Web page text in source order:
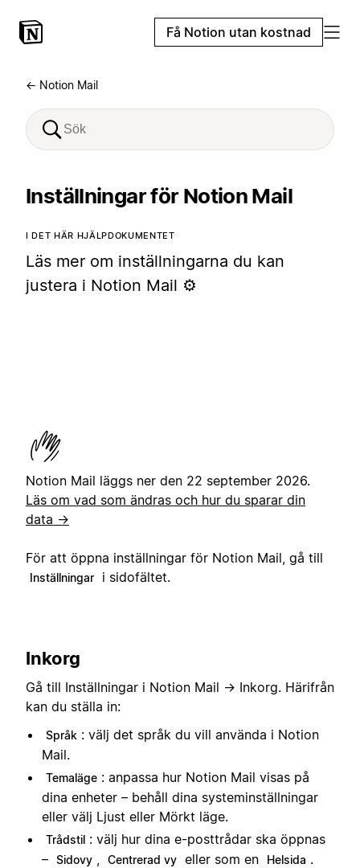
Få Notion utan kostnad
← Notion Mail
Inställningar för Notion Mail
I DET HÄR HJÄLPDOKUMENTET
Läs mer om inställningarna du kan
justera i Notion Mail ⚙️
Notion Mail läggs ner den 22 september 2026.
Läs om vad som ändras och hur du sparar din
data →
För att öppna inställningar för Notion Mail, gå till
Inställningar i sidofältet.
Inkorg
Gå till Inställningar i Notion Mail → Inkorg. Härifrån
kan du ställa in:
Språk : välj det språk du vill använda i Notion
Mail.
Temaläge : anpassa hur Notion Mail visas på
dina enheter – behåll dina systeminställningar
eller välj Ljust eller Mörkt läge.
Trådstil : välj hur dina e-posttrådar ska öppnas
– Sidovy Centrerad vy eller som en Helsida .